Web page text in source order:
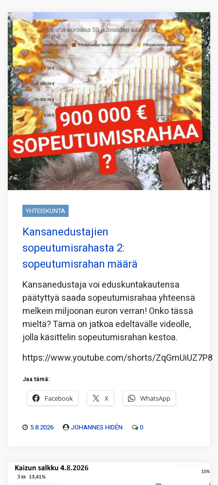
YHTEISKUNTA
Kansanedustajien
sopeutumisrahasta 2:
sopeutumisrahan määrä
Kansanedustaja voi eduskuntakautensa
päätyttyä saada sopeutumisrahaa yhteensä
melkein miljoonan euron verran! Onko tässä
mieltä? Tämä on jatkoa edeltävälle videolle,
jolla käsittelin sopeutumisrahan kestoa.
https://www.youtube.com/shorts/ZqGmUiUZ7P8
Jaa tämä:
Facebook X WhatsApp
5.8.2026 JOHANNES HIDÉN 0